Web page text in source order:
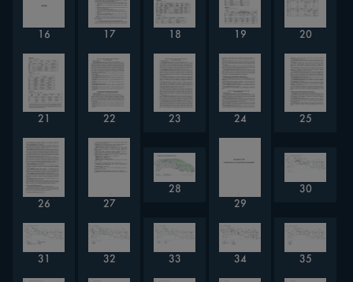
16 17 18 19 20
21 22 23 24 25
26 27
28
29
30
31 32 33 34 35